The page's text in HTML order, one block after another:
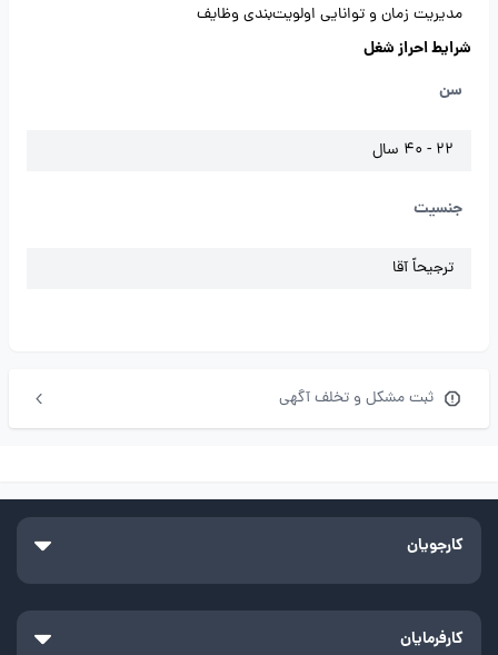
مدیریت زمان و توانایی اولویت‌بندی وظایف
شرایط احراز شغل
سن
22 - 40 سال
جنسیت
ترجیحاً آقا
ثبت مشکل و تخلف آگهی
کارجویان
کارفرمایان